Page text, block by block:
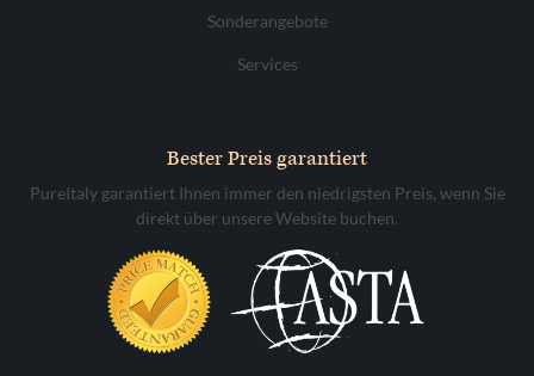
Sonderangebote
Services
Bester Preis garantiert
PureItaly garantiert Ihnen immer den niedrigsten Preis, wenn Sie
direkt über unsere Website buchen.